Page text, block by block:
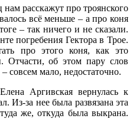
расскажут про троянского
всё меньше – а про коня
– так ничего и не сказали.
погребения Гектора в Трое.
про этого коня, как это
Отчасти, об этом пару слов
совсем мало, недостаточно.
Аргивская вернулась к
Из-за нее была развязана эта
же, откуда была выкрана.